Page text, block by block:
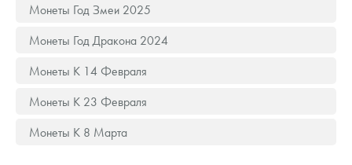
Монеты Год Змеи 2025
Монеты Год Дракона 2024
Монеты К 14 Февраля
Монеты К 23 Февраля
Монеты К 8 Марта